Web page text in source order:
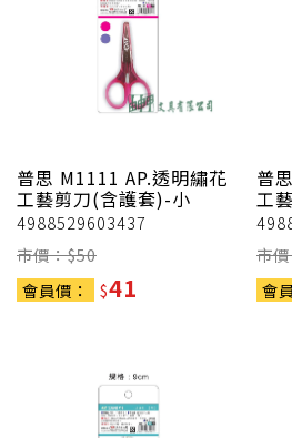
普思 M1111 AP.透明繡花
工藝剪刀(含護套)-小
4988529603437
市價：$50
會員價：
$41
普思
工
市
會